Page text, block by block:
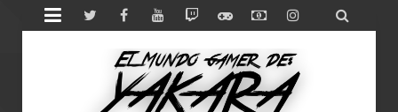
 